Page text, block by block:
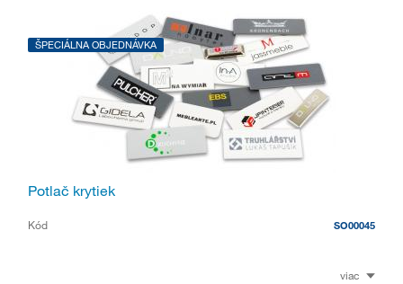
ŠPECIÁLNA OBJEDNÁVKA
Potlač krytiek
Kód SO00045
viac